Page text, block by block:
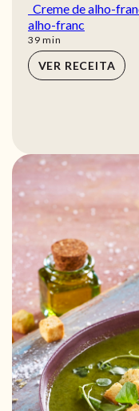
Creme de alho-
alho-franc
39min
min
VER RECEITA